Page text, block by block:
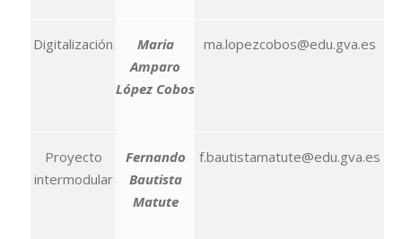
Digitalización
Maria
Amparo
López Cobos
ma.lopezcobos@edu.gva.es
Proyecto
intermodular
Fernando
Bautista
Matute
f.bautistamatute@edu.gva.es